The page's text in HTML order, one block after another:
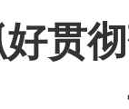
贯